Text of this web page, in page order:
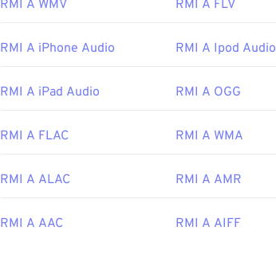
PlayereNoteworthy Player
Link utili:
https://www.midi.org/specifications
RMI A WMV RMI A FLV
RMI A iPhone Audio RMI A Ipod Audio
RMI A iPad Audio RMI A OGG
RMI A FLAC RMI A WMA
RMI A ALAC RMI A AMR
RMI A AAC RMI A AIFF